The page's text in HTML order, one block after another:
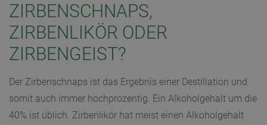
ZIRBENSCHNAPS,
ZIRBENLIKÖR ODER
ZIRBENGEIST?
Der Zirbenschnaps ist das Ergebnis einer Destillation und
somit auch immer hochprozentig. Ein Alkoholgehalt um die
40% ist üblich. Zirbenlikör hat meist einen Alkoholgehalt